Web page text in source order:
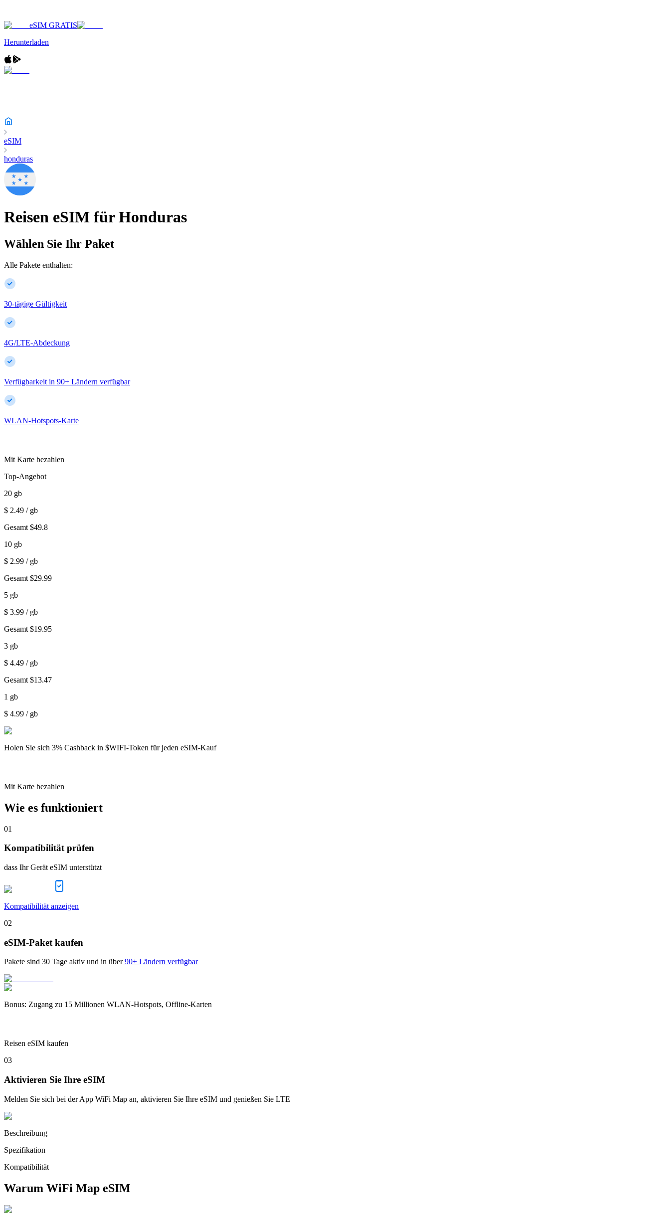
eSIM GRATIS
Herunterladen
eSIM
honduras
Reisen eSIM für Honduras
Wählen Sie Ihr Paket
Alle Pakete enthalten:
30-tägige Gültigkeit
4G/LTE-Abdeckung
Verfügbarkeit in 90+ Ländern verfügbar
WLAN-Hotspots-Karte
Mit Karte bezahlen
Top-Angebot
20 gb
$ 2.49 / gb
Gesamt $49.8
10 gb
$ 2.99 / gb
Gesamt $29.99
5 gb
$ 3.99 / gb
Gesamt $19.95
3 gb
$ 4.49 / gb
Gesamt $13.47
1 gb
$ 4.99 / gb
Holen Sie sich 3% Cashback in $WIFI-Token für jeden eSIM-Kauf
Mit Karte bezahlen
Wie es funktioniert
01
Kompatibilität prüfen
dass Ihr Gerät eSIM unterstützt
Kompatibilität anzeigen
02
eSIM-Paket kaufen
Pakete sind 30 Tage aktiv und in über 90+ Ländern verfügbar
Bonus: Zugang zu 15 Millionen WLAN-Hotspots, Offline-Karten
Reisen eSIM kaufen
03
Aktivieren Sie Ihre eSIM
Melden Sie sich bei der App WiFi Map an, aktivieren Sie Ihre eSIM und genießen Sie LTE
Beschreibung
Spezifikation
Kompatibilität
Warum WiFi Map eSIM